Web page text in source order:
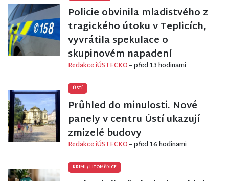
Policie obvinila mladistvého z
tragického útoku v Teplicích,
vyvrátila spekulace o
skupinovém napadení
Redakce iÚSTECKO– před 13 hodinami
ÚSTÍ
Průhled do minulosti. Nové
panely v centru Ústí ukazují
zmizelé budovy
Redakce iÚSTECKO– před 16 hodinami
KRIMI /LITOMĚŘICE